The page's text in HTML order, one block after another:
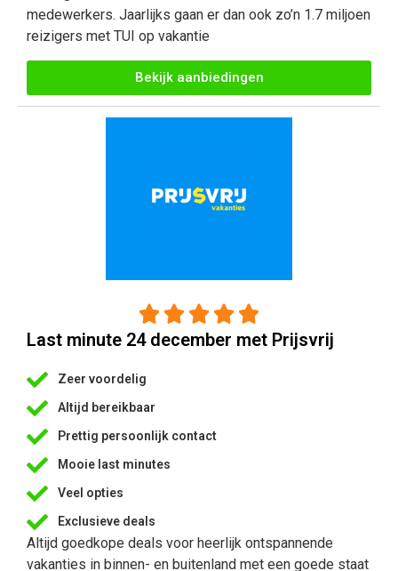
medewerkers. Jaarlijks gaan er dan ook zo’n 1.7 miljoen
reizigers met TUI op vakantie
Bekijk aanbiedingen
    
Last minute 24 december met Prijsvrij
Zeer voordelig
Altijd bereikbaar
Prettig persoonlijk contact
Mooie last minutes
Veel opties
Exclusieve deals
Altijd goedkope deals voor heerlijk ontspannende
vakanties in binnen- en buitenland met een goede staat